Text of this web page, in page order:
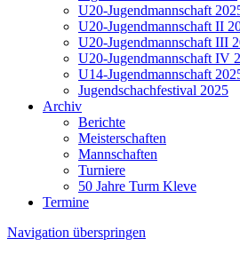
U20-Jugendmannschaft
U20-Jugendmannschaft II
U20-Jugendmannschaft III
U20-Jugendmannschaft IV
U14-Jugendmannschaft
Jugendschachfestival 2025
Archiv
Berichte
Meisterschaften
Mannschaften
Turniere
50 Jahre Turm Kleve
Termine
Navigation überspringen